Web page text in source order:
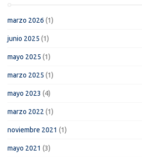
marzo 2026 (1)
junio 2025 (1)
mayo 2025 (1)
marzo 2025 (1)
mayo 2023 (4)
marzo 2022 (1)
noviembre 2021 (1)
mayo 2021 (3)